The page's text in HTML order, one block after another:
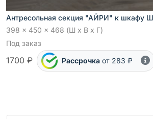
Антресольная секция "АЙРИ" к шкафу
398 x 450 x 468 (Ш x В x Г)
Под заказ
1700 ₽ Рассрочка от 283 ₽